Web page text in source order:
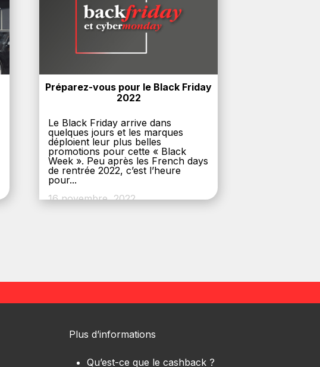
Préparez-vous pour le Black Friday
2022
Le Black Friday arrive dans
quelques jours et les marques
déploient leur plus belles
promotions pour cette « Black
Week ». Peu après les French days
de rentrée 2022, c’est l’heure
pour...
16 novembre, 2022
Plus d’informations
Qu’est-ce que le cashback ?